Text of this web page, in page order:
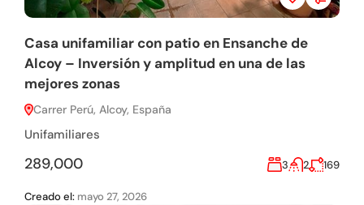
Casa unifamiliar con patio en Ensanche de
Alcoy – Inversión y amplitud en una de las
mejores zonas
Carrer Perú, Alcoy, España
Unifamiliares
289,000 3 2 169
Creado el: mayo 27, 2026